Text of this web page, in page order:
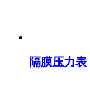
隔膜压力表